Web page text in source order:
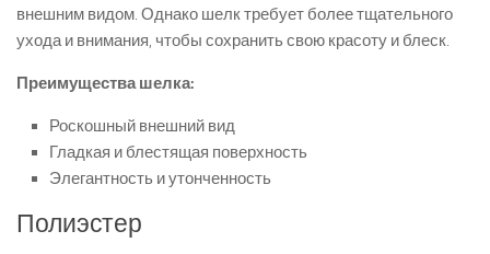
внешним видом. Однако шелк требует более тщательного
ухода и внимания, чтобы сохранить свою красоту и блеск.
Преимущества шелка:
Роскошный внешний вид
Гладкая и блестящая поверхность
Элегантность и утонченность
Полиэстер